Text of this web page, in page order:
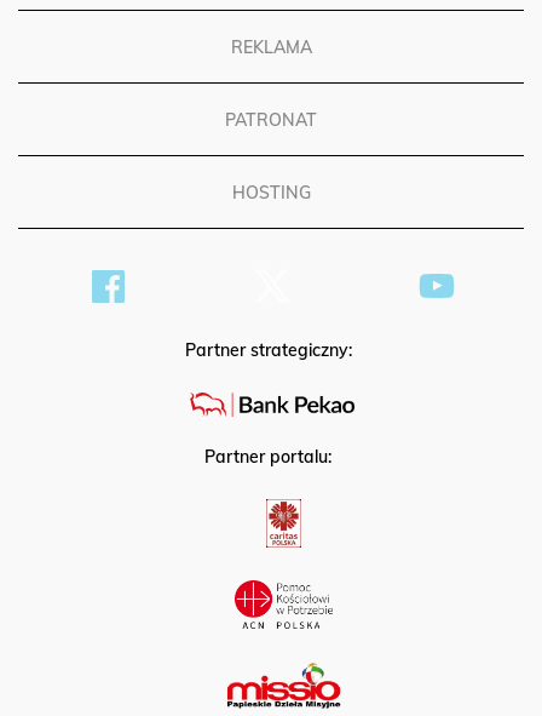
REKLAMA
PATRONAT
HOSTING
Partner strategiczny:
Partner portalu: